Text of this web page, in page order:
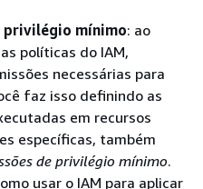
privilégio mínimo: ao
políticas do IAM,
necessárias para
faz isso definindo as
em recursos
específicas, também
de privilégio mínimo.
usar o IAM para aplicar